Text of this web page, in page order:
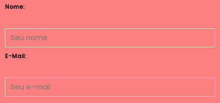
Nome:
E-Mail: